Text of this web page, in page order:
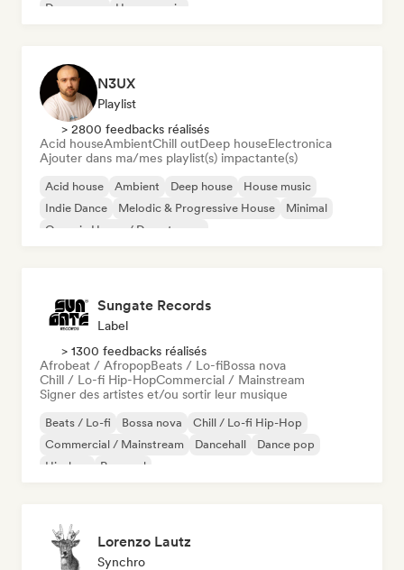
Dream pop
House music
N3UX
Playlist
> 2800 feedbacks réalisés
Acid houseAmbientChill outDeep houseElectronica
Ajouter dans ma/mes playlist(s) impactante(s)
Acid house Ambient Deep house
House music
Indie Dance
Melodic & Progressive House
Minimal
Organic House / Downtempo
Sungate Records
Label
> 1300 feedbacks réalisés
Afrobeat / AfropopBeats / Lo-fiBossa nova
Chill / Lo-fi Hip-HopCommercial / Mainstream
Signer des artistes et/ou sortir leur musique
Beats / Lo-fi Bossa nova
Chill / Lo-fi Hip-Hop
Commercial / Mainstream
Dancehall
Dance pop
Hip-hop
Pop soul
Lorenzo Lautz
Synchro